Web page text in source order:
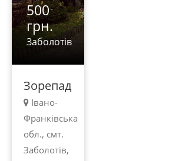
500
грн.
Заболотів
Зорепад
Івано-
Франківська
обл., смт.
Заболотів,